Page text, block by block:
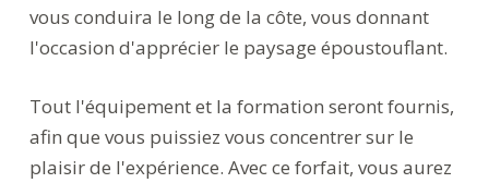
vous conduira le long de la côte, vous donnant
l'occasion d'apprécier le paysage époustouflant.
Tout l'équipement et la formation seront fournis,
afin que vous puissiez vous concentrer sur le
plaisir de l'expérience. Avec ce forfait, vous aurez